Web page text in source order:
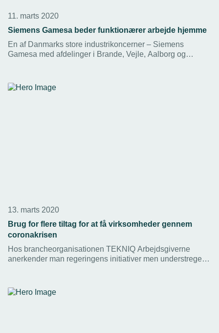
11. marts 2020
Siemens Gamesa beder funktionærer arbejde hjemme
En af Danmarks store industrikoncerner – Siemens
Gamesa med afdelinger i Brande, Vejle, Aalborg og
13. marts 2020
Brug for flere tiltag for at få virksomheder gennem
coronakrisen
Hos brancheorganisationen TEKNIQ Arbejdsgiverne
anerkender man regeringens initiativer men understreger,